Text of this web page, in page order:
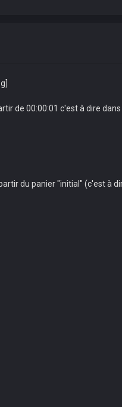
de 00:00:01 c'est à dire
du panier "initial" (c'est à